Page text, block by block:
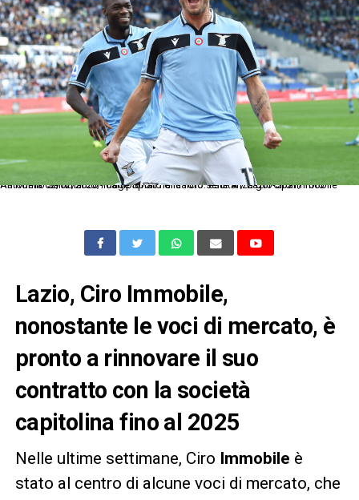
As Roma 02/02/2020 - campionato di calcio serie A / Lazio-Spal / foto Antonello Sammarco/Image Sport nella foto: esultanza gol Ciro Immobile
Lazio, Ciro Immobile,
nonostante le voci di mercato, è
pronto a rinnovare il suo
contratto con la società
capitolina fino al 2025
Nelle ultime settimane, Ciro Immobile è
stato al centro di alcune voci di mercato, che